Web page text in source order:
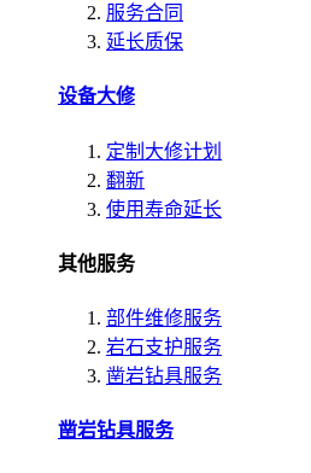
服务合同
延长质保
设备大修
定制大修计划
翻新
使用寿命延长
其他服务
部件维修服务
岩石支护服务
凿岩钻具服务
凿岩钻具服务